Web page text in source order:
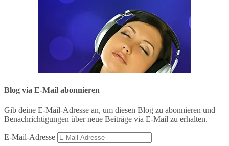
Blog via E-Mail abonnieren
Gib deine E-Mail-Adresse an, um diesen Blog zu abonnieren und
Benachrichtigungen über neue Beiträge via E-Mail zu erhalten.
E-Mail-Adresse